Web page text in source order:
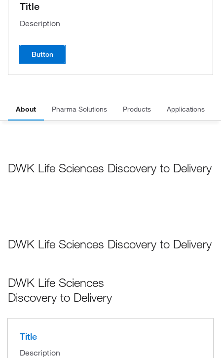
Title
Description
Button
About Pharma Solutions Products Applications
DWK Life Sciences Discovery to Delivery
DWK Life Sciences Discovery to Delivery
DWK Life Sciences
Discovery to Delivery
Title
Description